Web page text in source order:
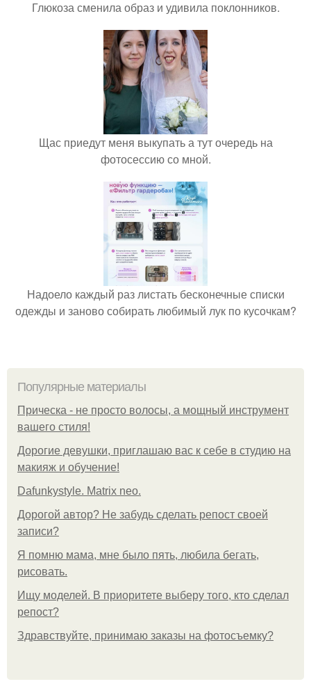
Глюкоза сменила образ и удивила поклонников.
Щас приедут меня выкупать а тут очередь на
фотосессию со мной.
Надоело каждый раз листать бесконечные списки
одежды и заново собирать любимый лук по кусочкам?
Популярные материалы
Прическа - не просто волосы, а мощный инструмент
вашего стиля!
Дорогие девушки, приглашаю вас к себе в студию на
макияж и обучение!
Dafunkystyle. Matrix neo.
Дорогой автор? Не забудь сделать репост своей
записи?
Я помню мама, мне было пять, любила бегать,
рисовать.
Ищу моделей. В приоритете выберу того, кто сделал
репост?
Здравствуйте, принимаю заказы на фотосъемку?